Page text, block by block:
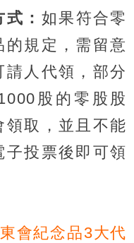
： 如果符合零
的規定，需留意
人代領，部分
股的零股股
領取，並且不能
子投票後即可領
會紀念品3大代